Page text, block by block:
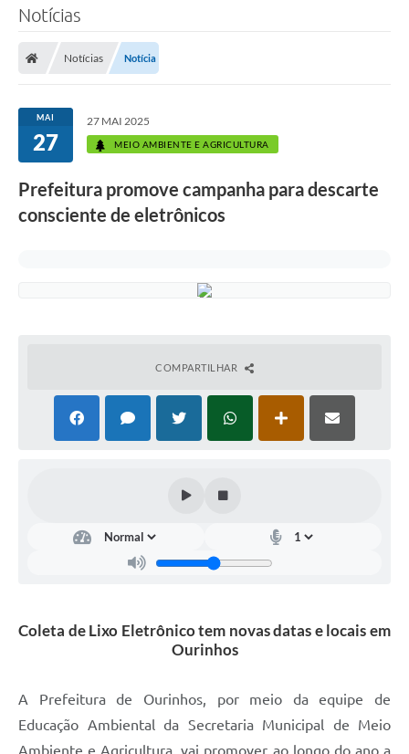
Portal da Transparência
Turismo
Secretarias
Notícias
Notícias Notícia
MAI
27
27 MAI 2025
MEIO AMBIENTE E AGRICULTURA
Prefeitura promove campanha para descarte
consciente de eletrônicos
COMPARTILHAR
Coleta de Lixo Eletrônico tem novas datas e locais em
Ourinhos
A Prefeitura de Ourinhos, por meio da equipe de
Educação Ambiental da Secretaria Municipal de Meio
Ambiente e Agricultura, vai promover ao longo do ano a